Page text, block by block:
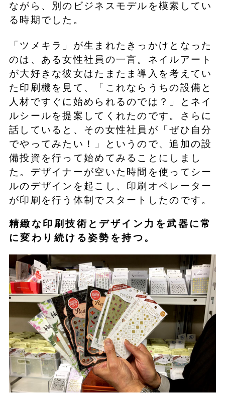
ながら、別のビジネスモデルを模索してい
る時期でした。
「ツメキラ」が生まれたきっかけとなった
のは、ある女性社員の一言。ネイルアート
が大好きな彼女はたまたま導入を考えてい
た印刷機を見て、「これならうちの設備と
人材ですぐに始められるのでは？」とネイ
ルシールを提案してくれたのです。さらに
話していると、その女性社員が「ぜひ自分
でやってみたい！」というので、追加の設
備投資を行って始めてみることにしまし
た。デザイナーが空いた時間を使ってシー
ルのデザインを起こし、印刷オペレーター
が印刷を行う体制でスタートしたのです。
精緻な印刷技術とデザイン力を武器に常
に変わり続ける姿勢を持つ。